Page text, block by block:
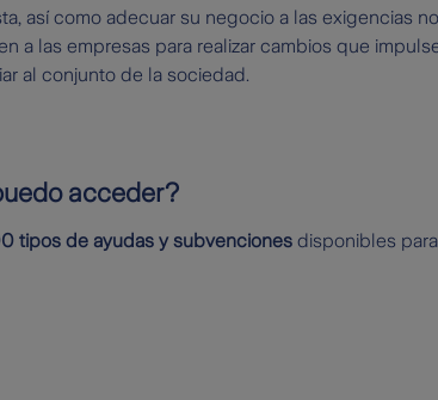
así como adecuar su negocio a las exigencias
a las empresas para realizar cambios que
al conjunto de la sociedad.
acceder?
tipos de ayudas y subvenciones disponibles